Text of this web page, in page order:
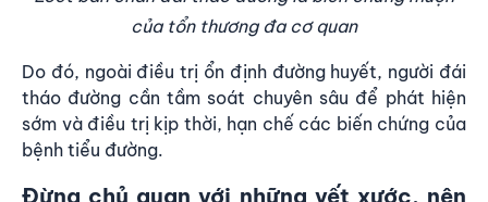
của tổn thương đa cơ quan
Do đó, ngoài điều trị ổn định đường huyết, người đái
tháo đường cần tầm soát chuyên sâu để phát hiện
sớm và điều trị kịp thời, hạn chế các biến chứng của
bệnh tiểu đường.
Đừng chủ quan với những vết xước, nên